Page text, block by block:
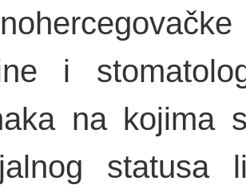
i
na kojima
statusa